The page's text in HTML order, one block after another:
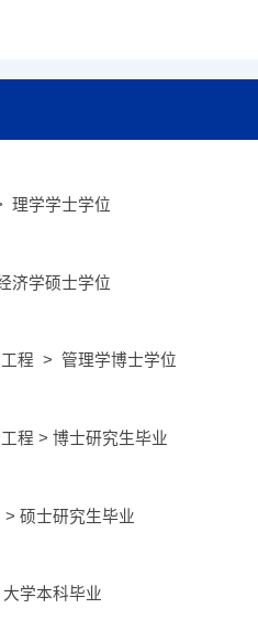
理学学士学位
济学硕士学位
程 > 管理学博士学位
程 > 博士研究生毕业
硕士研究生毕业
学本科毕业